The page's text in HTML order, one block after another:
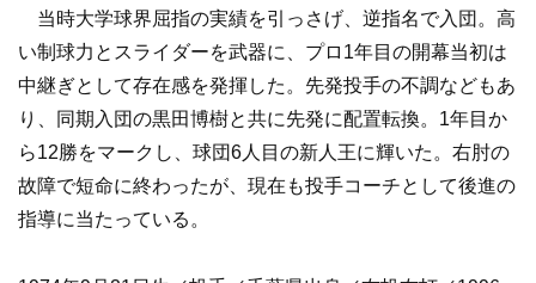
当時大学球界屈指の実績を引っさげ、逆指名で入団。高
い制球力とスライダーを武器に、プロ1年目の開幕当初は
中継ぎとして存在感を発揮した。先発投手の不調などもあ
り、同期入団の黒田博樹と共に先発に配置転換。1年目か
ら12勝をマークし、球団6人目の新人王に輝いた。右肘の
故障で短命に終わったが、現在も投手コーチとして後進の
指導に当たっている。